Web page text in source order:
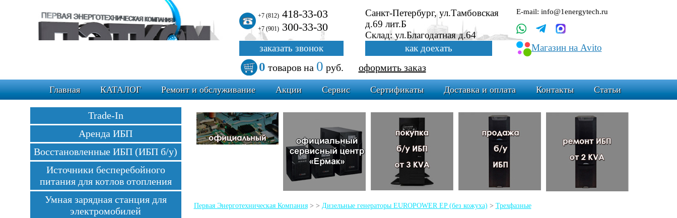
+7 (812)418-33-03
+7 (901)300-33-30
Санкт-Петербург, ул.Тамбовская
д.69 лит.Б
Склад: ул.Благодатная д.64
E-mail: info@1energytech.ru
Магазин на Avito
заказать звонок как доехать
0 товаровна 0 руб. оформить заказ
Главная КАТАЛОГ Ремонт и обслуживание Акции Сервис Сертификаты Доставка и оплата Контакты Статьи
Первая Энерготехническая Компания> > Дизельные генераторы EUROPOWER EP (без кожуха) > Трехфазные
Trade-In
Аренда ИБП
Восстановленные ИБП (ИБП б/у)
Источники бесперебойного
питания для котлов отопления
Умная зарядная станция для
электромобилей